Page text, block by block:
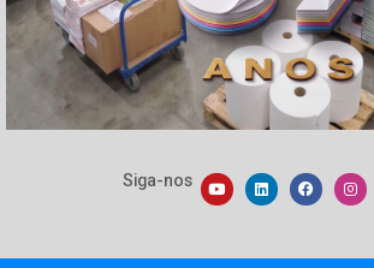
Embalagem Papelão
Embalagem Fast Food
Classificado de Empregos
Assistência Técnica